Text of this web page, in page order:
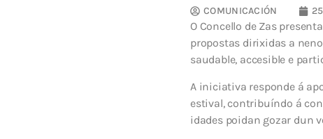
COMUNICACIÓN
O Concello de Zas
propostas dirixidas a
saudable, accesible e
A iniciativa responde á
estival, contribuíndo á
idades poidan gozar dun